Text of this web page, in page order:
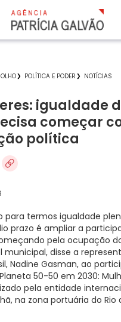
POLÍTICA E PODER NOTÍCIAS
igualdade
começar
política
para termos igualdade
prazo é ampliar a
pela ocupação
municipal, disse a
Nadine Gasman, ao
50-50 em 2030:
pela entidade
na zona portuária do Rio